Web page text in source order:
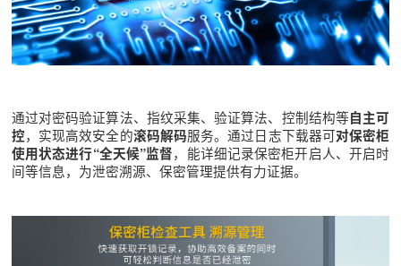
通过对密码验证算法、指纹采集、验证算法、控制结构等自主可
控，实现高效安全的滚码解码服务。通过日志下载器可对保密柜
使用状态进行“全天候”监督，能详细记录保密柜开启人、开启时
间等信息，为泄密溯源、保密管理提供有力证据。